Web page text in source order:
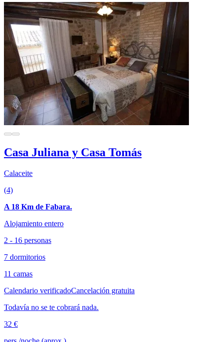
Casa Juliana y Casa Tomás
Calaceite
(4)
A 18 Km de Fabara.
Alojamiento entero
2 - 16 personas
7 dormitorios
11 camas
Calendario verificadoCancelación gratuita
Todavía no se te cobrará nada.
32 €